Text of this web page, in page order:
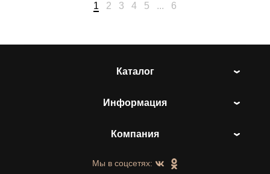
1 2 3 4 5 ... 6
Каталог
Информация
Компания
Мы в соцсетях: